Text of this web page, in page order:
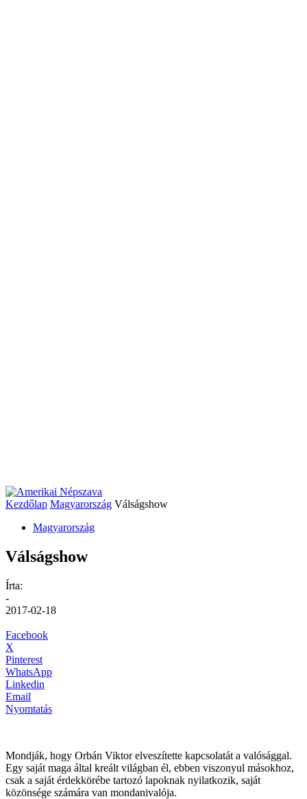
Kezdőlap Magyarország Válságshow
Magyarország
Válságshow
Írta:
-
2017-02-18
Facebook
X
Pinterest
WhatsApp
Linkedin
Email
Nyomtatás
Mondják, hogy Orbán Viktor elveszítette kapcsolatát a valósággal.
Egy saját maga által kreált világban él, ebben viszonyul másokhoz,
csak a saját érdekkörébe tartozó lapoknak nyilatkozik, saját
közönsége számára van mondanivalója.